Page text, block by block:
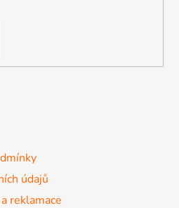
údajů
reklamace